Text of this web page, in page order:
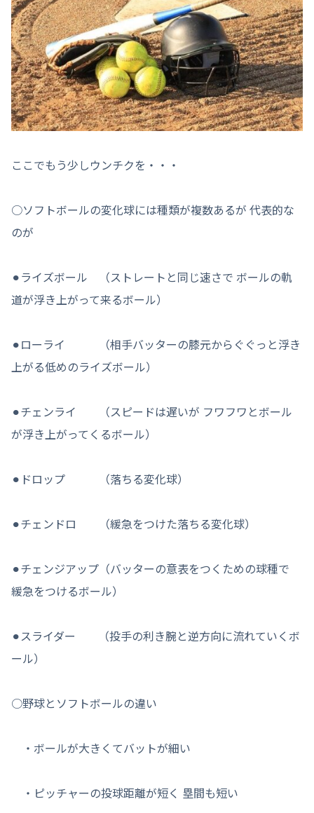
ここでもう少しウンチクを・・・
○ソフトボールの変化球には種類が複数あるが 代表的な
のが
⚫︎ライズボール （ストレートと同じ速さで ボールの軌
道が浮き上がって来るボール）
⚫︎ローライ （相手バッターの膝元からぐぐっと浮き
上がる低めのライズボール）
⚫︎チェンライ （スピードは遅いが フワフワとボール
が浮き上がってくるボール）
⚫︎ドロップ （落ちる変化球）
⚫︎チェンドロ （緩急をつけた落ちる変化球）
⚫︎チェンジアップ（バッターの意表をつくための球種で
緩急をつけるボール）
⚫︎スライダー （投手の利き腕と逆方向に流れていくボ
ール）
○野球とソフトボールの違い
・ボールが大きくてバットが細い
・ピッチャーの投球距離が短く 塁間も短い